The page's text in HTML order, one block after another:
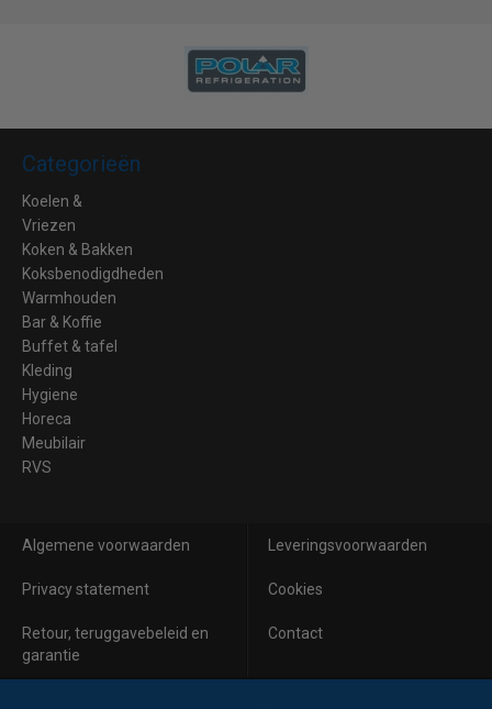
Categorieën
Koelen &
Vriezen
Koken & Bakken
Koksbenodigdheden
Warmhouden
Bar & Koffie
Buffet & tafel
Kleding
Hygiene
Horeca
Meubilair
RVS
Algemene voorwaarden Leveringsvoorwaarden
Privacy statement Cookies
Retour, teruggavebeleid en
garantie
Contact